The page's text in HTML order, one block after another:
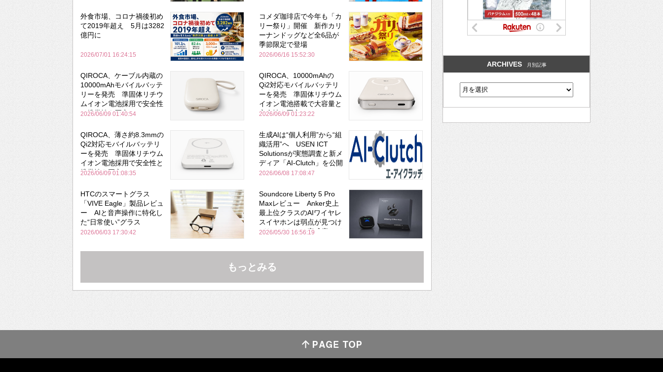
外食市場、コロナ禍後初め
て2019年超え 5月は3282
億円に
2026/07/01 16:24:15
コメダ珈琲店で今年も「カ
リー祭り」開催 新作カリ
ーナンドッグなど全6品が
季節限定で登場
2026/06/16 15:52:30
QIROCA、ケーブル内蔵の
10000mAhモバイルバッテ
リーを発売 準固体リチウ
ムイオン電池採用で安全性
と携帯性を両立
2026/06/09 01:40:54
QIROCA、10000mAhの
Qi2対応モバイルバッテリ
ーを発売 準固体リチウム
イオン電池搭載で大容量と
安全性を両立
2026/06/09 01:23:22
QIROCA、薄さ約8.3mmの
Qi2対応モバイルバッテリ
ーを発売 準固体リチウム
イオン電池採用で安全性と
携帯性を両立
2026/06/09 01:08:35
生成AIは“個人利用”から“組
織活用”へ USEN ICT
Solutionsが実態調査と新メ
ディア「AI-Clutch」を公開
2026/06/08 17:08:47
HTCのスマートグラス
「VIVE Eagle」製品レビュ
ー AIと音声操作に特化し
た“日常使い”グラス
2026/06/03 17:30:42
Soundcore Liberty 5 Pro
Maxレビュー Anker史上
最上位クラスのAIワイヤレ
スイヤホンは弱点が見つけ
づらいくらいの完成度にび
Bose並み
2026/05/30 16:56:19
もっとみる
ARCHIVES 月別記事